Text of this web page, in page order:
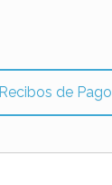
Recibos de Pago